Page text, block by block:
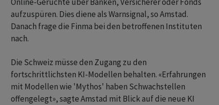
Online-Gerüchte über Banken, Versicherer oder Fonds
aufzuspüren. Dies diene als Warnsignal, ‌so Amstad.
Danach frage die Finma bei den betroffenen Instituten
nach.
Die Schweiz müsse den Zugang zu den
fortschrittlichsten KI-Modellen behalten. «Erfahrungen
mit Modellen wie 'Mythos' haben Schwachstellen
offengelegt», sagte Amstad mit Blick ​auf die neue ​KI